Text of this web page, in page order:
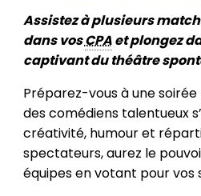
Assistez à plusieurs
dans vosCPAet plongez
captivant du théâtre
Préparez-vous à une
des comédiens talentueux
créativité, humour et
spectateurs, aurez le
équipes en votant pour vos